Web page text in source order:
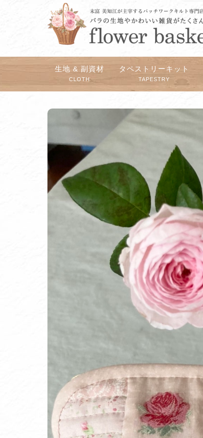
生地 & 副資材
CLOTH
タペストリーキット
TAPESTRY